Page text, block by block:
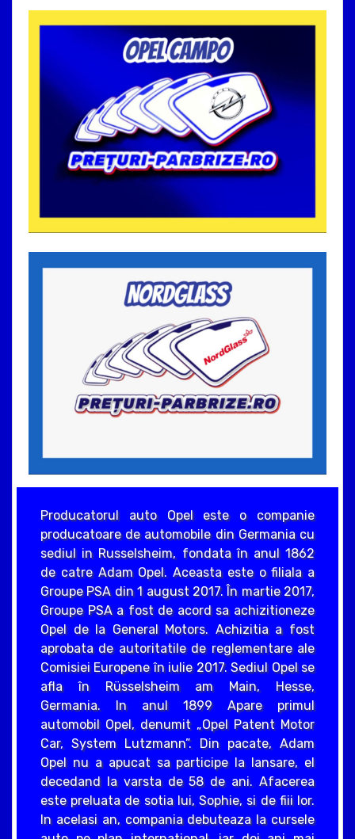
Producatorul auto Opel este o companie
producatoare de automobile din Germania cu
sediul in Russelsheim, fondata în anul 1862
de catre Adam Opel. Aceasta este o filiala a
Groupe PSA din 1 august 2017. În martie 2017,
Groupe PSA a fost de acord sa achizitioneze
Opel de la General Motors. Achizitia a fost
aprobata de autoritatile de reglementare ale
Comisiei Europene în iulie 2017. Sediul Opel se
afla în Rüsselsheim am Main, Hesse,
Germania. In anul 1899 Apare primul
automobil Opel, denumit „Opel Patent Motor
Car, System Lutzmann”. Din pacate, Adam
Opel nu a apucat sa participe la lansare, el
decedand la varsta de 58 de ani. Afacerea
este preluata de sotia lui, Sophie, si de fiii lor.
In acelasi an, compania debuteaza la cursele